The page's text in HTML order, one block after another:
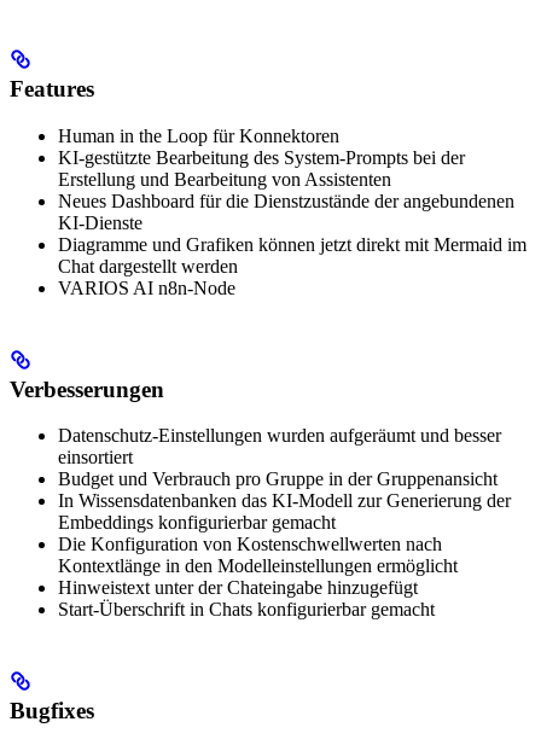
Features
Human in the Loop für Konnektoren
KI-gestützte Bearbeitung des System-Prompts bei der
Erstellung und Bearbeitung von Assistenten
Neues Dashboard für die Dienstzustände der angebundenen
KI-Dienste
Diagramme und Grafiken können jetzt direkt mit Mermaid im
Chat dargestellt werden
VARIOS AI n8n-Node
Verbesserungen
Datenschutz-Einstellungen wurden aufgeräumt und besser
einsortiert
Budget und Verbrauch pro Gruppe in der Gruppenansicht
In Wissensdatenbanken das KI‑Modell zur Generierung der
Embeddings konfigurierbar gemacht
Die Konfiguration von Kostenschwellwerten nach
Kontextlänge in den Modelleinstellungen ermöglicht
Hinweistext unter der Chateingabe hinzugefügt
Start-Überschrift in Chats konfigurierbar gemacht
Bugfixes